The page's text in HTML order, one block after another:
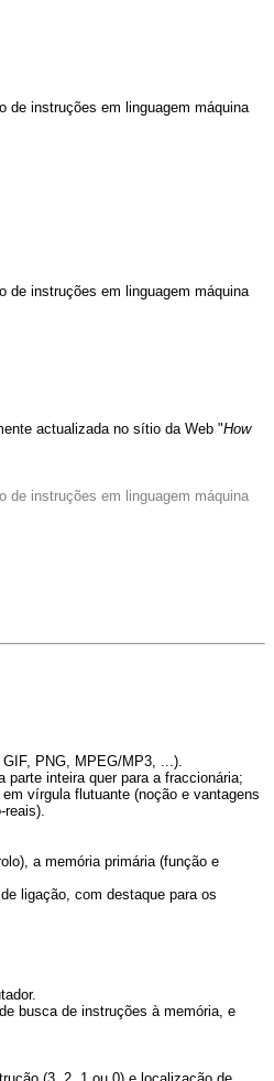
de instruções em linguagem máquina
de instruções em linguagem máquina
actualizada no sítio da Web "How
de instruções em linguagem máquina
PNG, MPEG/MP3, ...).
inteira quer para a fraccionária;
vírgula flutuante (noção e vantagens
reais).
a memória primária (função e
ligação, com destaque para os
busca de instruções à memória, e